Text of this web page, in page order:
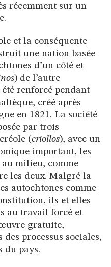
récemment sur un
et la conséquente
une nation basée
d’un côté et
) de l’autre
renforcé pendant
créé après
en 1821. La société
par trois
(criollos), avec un
important, les
au milieu, comme
les deux. Malgré la
autochtones comme
ils et elles
au travail forcé et
gratuite,
des processus sociales,
du pays.